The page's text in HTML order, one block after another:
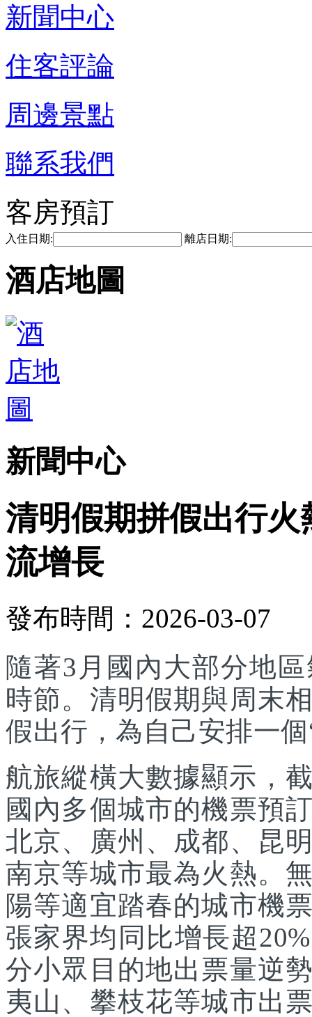
新聞中心
住客評論
周邊景點
聯系我們
客房預訂
入住日期: 離店日期:
酒店地圖
新聞中心
清明假期拼假出行
流增長
發布時間：2026-03-07
隨著3月國內大部分地
時節。清明假期與周末
假出行，為自己安排一
航旅縱橫大數據顯示，
國內多個城市的機票預
北京、廣州、成都、昆
南京等城市最為火熱。
陽等適宜踏春的城市機
張家界均同比增長超
分小眾目的地出票量逆
夷山、攀枝花等城市出